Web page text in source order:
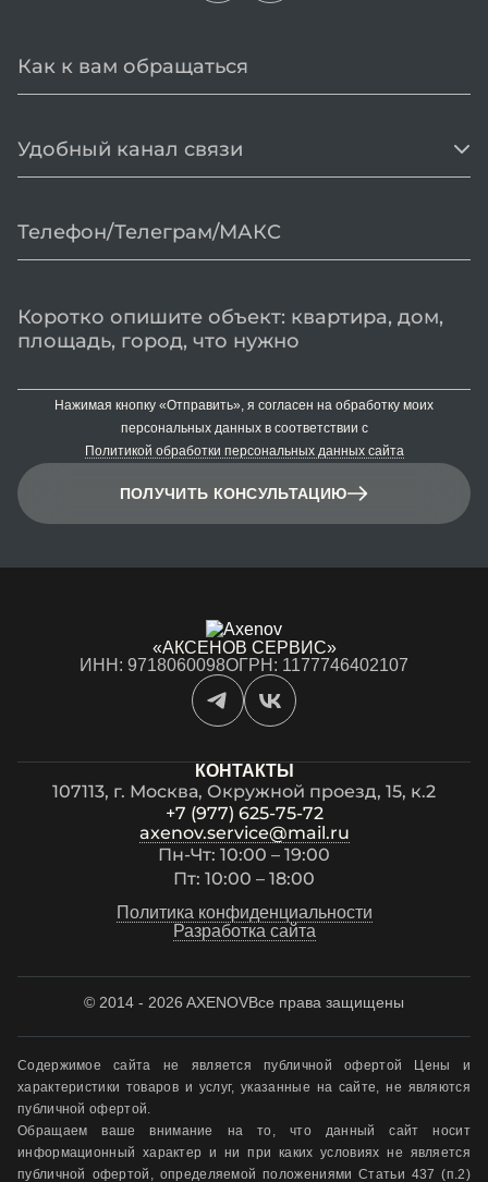
Удобный канал связи
ПОЛУЧИТЬ КОНСУЛЬТАЦИЮ
Нажимая кнопку «Отправить», я согласен на обработку моих
персональных данных в соответствии с
Политикой обработки персональных данных сайта
«АКСЕНОВ СЕРВИС»
ИНН: 9718060098ОГРН: 1177746402107
КОНТАКТЫ
107113, г. Москва, Окружной проезд, 15, к.2
+7 (977) 625-75-72
axenov.service@mail.ru
Пн-Чт: 10:00 – 19:00
Пт: 10:00 – 18:00
Политика конфиденциальности
Разработка сайта
© 2014 - 2026 AXENOVВсе права защищены
Содержимое сайта не является публичной офертой Цены и
характеристики товаров и услуг, указанные на сайте, не являются
публичной офертой.
Обращаем ваше внимание на то, что данный сайт носит
информационный характер и ни при каких условиях не является
публичной офертой, определяемой положениями Статьи 437 (п.2)